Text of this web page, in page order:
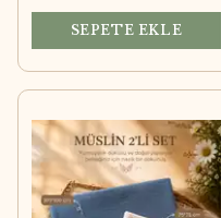
SEPETE EKLE